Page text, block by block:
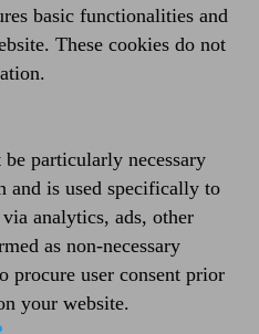
basic functionalities and
These cookies do not
particularly necessary
and is used specifically to
analytics, ads, other
as non-necessary
procure user consent prior
your website.